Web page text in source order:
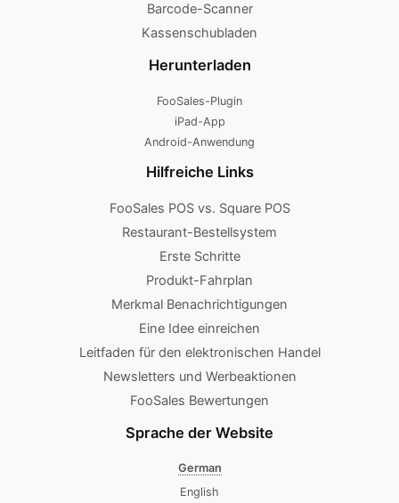
Barcode-Scanner
Kassenschubladen
Herunterladen
FooSales-Plugin
iPad-App
Android-Anwendung
Hilfreiche Links
FooSales POS vs. Square POS
Restaurant-Bestellsystem
Erste Schritte
Produkt-Fahrplan
Merkmal Benachrichtigungen
Eine Idee einreichen
Leitfaden für den elektronischen Handel
Newsletters und Werbeaktionen
FooSales Bewertungen
Sprache der Website
German
English